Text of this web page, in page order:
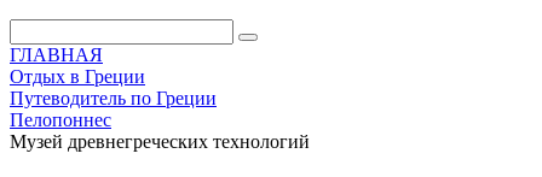
ГЛАВНАЯ
Отдых в Греции
Путеводитель по Греции
Пелопоннес
Музей древнегреческих технологий